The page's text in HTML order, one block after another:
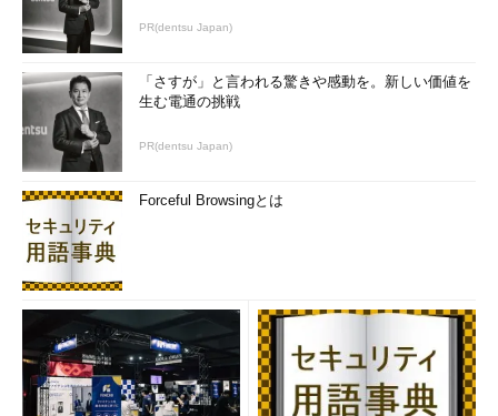
Page 3
完ぺきなソリューションがないプラグイン
対策
プラグイン管理の「将来への期待」
こんなにあるプラグイン脆弱性問題
PR(dentsu Japan)
「さすが」と言われる驚きや感動を。新しい価値を
生む電通の挑戦
PR(dentsu Japan)
Forceful Browsingとは